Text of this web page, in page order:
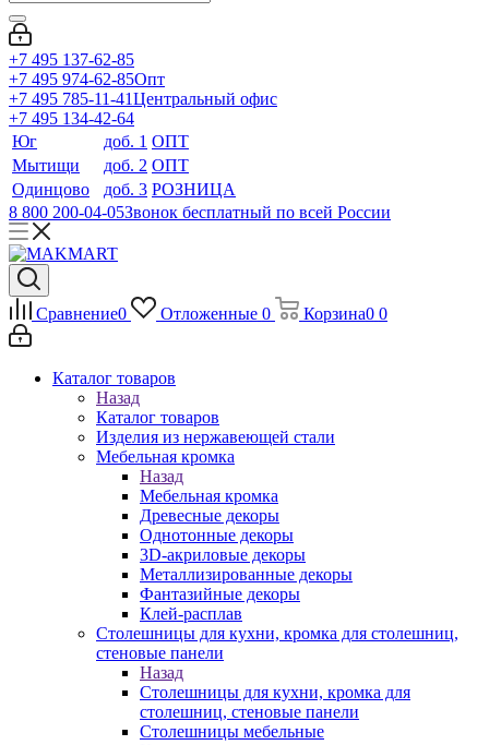
+7 495 137-62-85
+7 495 974-62-85Опт
+7 495 785-11-41Центральный офис
+7 495 134-42-64
Юг
доб. 1 ОПТ
Мытищи
доб. 2 ОПТ
Одинцово
доб. 3 РОЗНИЦА
8 800 200-04-05Звонок бесплатный по всей России
Сравнение0 Отложенные 0 Корзина0 0
Каталог товаров
Назад
Каталог товаров
Изделия из нержавеющей стали
Мебельная кромка
Назад
Мебельная кромка
Древесные декоры
Однотонные декоры
3D-акриловые декоры
Металлизированные декоры
Фантазийные декоры
Клей-расплав
Столешницы для кухни, кромка для столешниц,
стеновые панели
Назад
Столешницы для кухни, кромка для
столешниц, стеновые панели
Столешницы мебельные